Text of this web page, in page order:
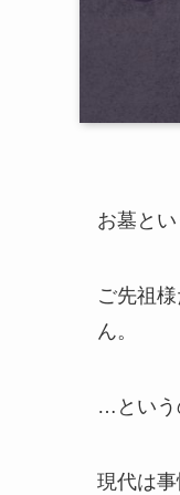
お墓と
ご先祖
ん。
…という
現代は事